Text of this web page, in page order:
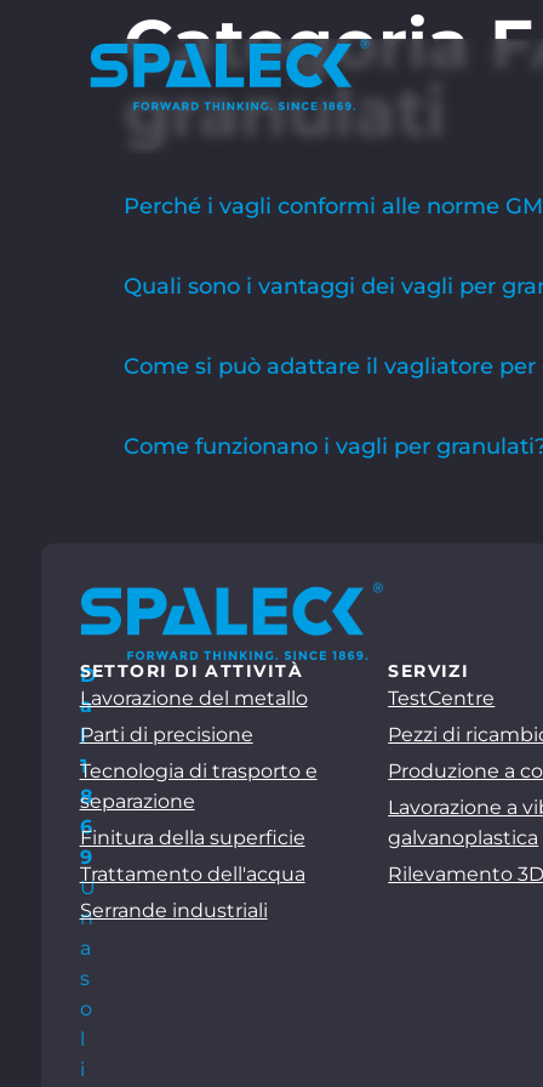
Categoria
granulati
Perché i vagli conformi alle norme
Quali sono i vantaggi dei vagli per
Come si può adattare il vagliatore
Come funzionano i vagli per
D
a
l
1
8
6
9
U
n
a
s
o
l
i
SETTORI DI ATTIVITÀ
Lavorazione del metallo
Parti di precisione
Tecnologia di trasporto e
separazione
Finitura della superficie
Trattamento dell'acqua
Serrande industriali
SERVIZI
TestCentre
Pezzi di
Produzione a
Lavorazione a
galvanoplastica
Rilevamento 3D